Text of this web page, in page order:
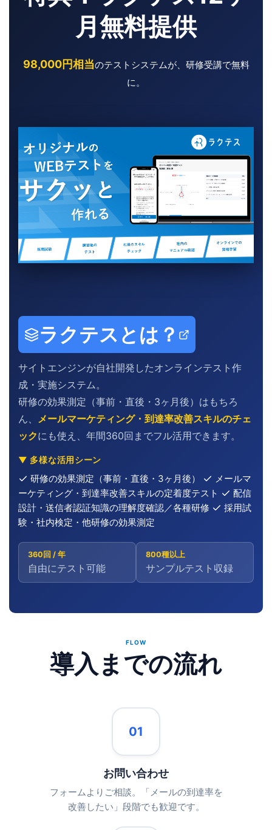
月無料提供
98,000円相当のテストシステムが、研修受講で無料
に。
ラクテスとは？
サイトエンジンが自社開発したオンラインテスト作
成・実施システム。
研修の効果測定（事前・直後・3ヶ月後）はもちろ
ん、 メールマーケティング・到達率改善スキルのチェ
ックにも使え、年間360回までフル活用できます。
▼ 多様な活用シーン
研修の効果測定（事前・直後・3ヶ月後）
メールマ
ーケティング・到達率改善スキルの定着度テスト
配信
設計・送信者認証知識の理解度確認／各種研修
採用試
験・社内検定・他研修の効果測定
360回 / 年
自由にテスト可能
800種以上
サンプルテスト収録
FLOW
導入までの流れ
01
お問い合わせ
フォームよりご相談。「メールの到達率を
改善したい」段階でも歓迎です。